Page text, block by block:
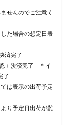
せんのでご注意く
た場合の想定日表
済完了
＋決済完了 ＊イ
了
は表示の出荷予定
り予定日出荷が難